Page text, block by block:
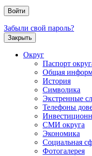
Забыли свой пароль?
Закрыть
Округ
Паспорт
Общая
История
Символика
Экстренные
Телефоны
СМИ округа
Экономика
Социальная
Фотогалерея